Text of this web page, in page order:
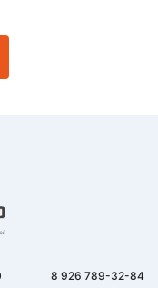
8 926 789-32-84